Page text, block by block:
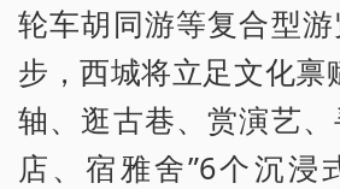
轮车胡同游等复合型
步，西城将立足文化禀
轴、逛古巷、赏演艺
店、宿雅舍”6个沉浸